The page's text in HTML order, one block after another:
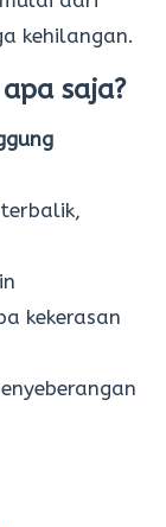
kehilangan.
saja?
kekerasan